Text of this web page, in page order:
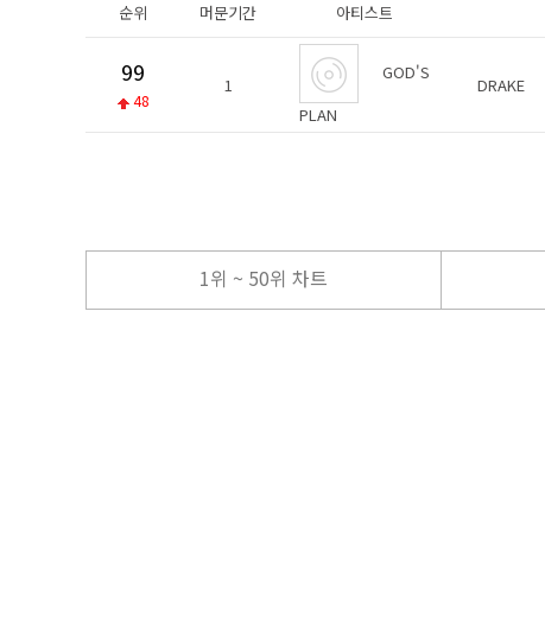
순위 머문기간 아티스트
99
48
1
GOD'S
PLAN
DRAKE
1위 ~ 50위 차트